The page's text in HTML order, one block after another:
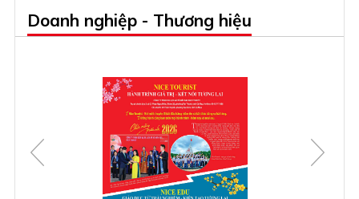
Doanh nghiệp - Thương hiệu